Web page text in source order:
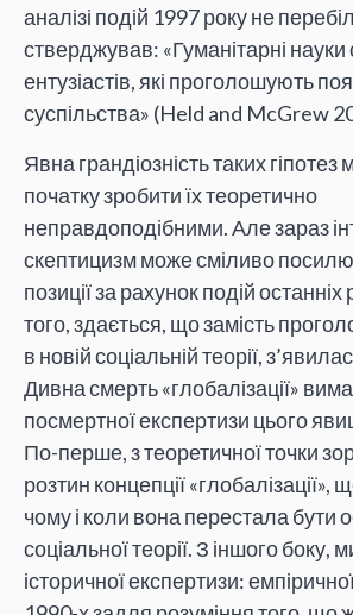
аналізі подій 1997 року не
стверджував: «Гуманітарні науки
ентузіастів, які проголошують
суспільства» (Held and McGrew
Явна грандіозність таких
початку зробити їх теоретично
неправдоподібними. Але зараз
скептицизм може сміливо
позиції за рахунок подій
того, здається, що замість
в новій соціальній теорії,
Дивна смерть «глобалізації»
посмертної експертизи цього
По-перше, з теоретичної точки
розтин концепції «глобалізації»,
чому і коли вона перестала бути
соціальної теорії. З іншого боку,
історичної експертизи: